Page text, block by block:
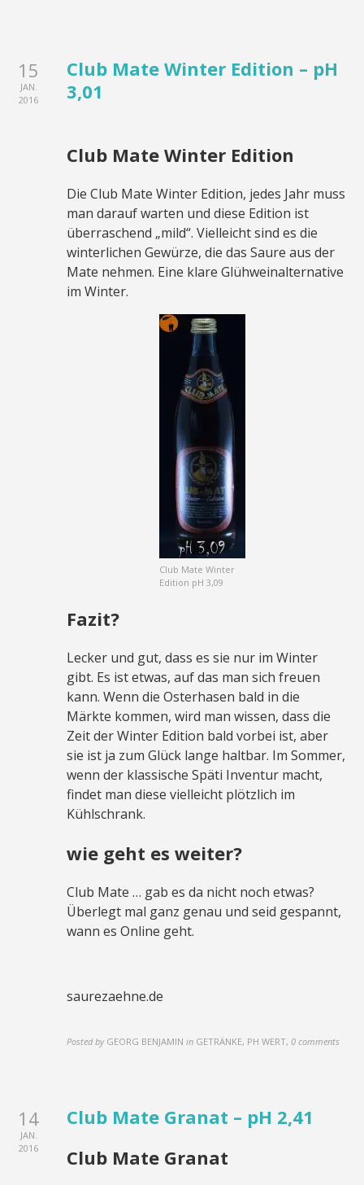
15
JAN.
2016
Club Mate Winter Edition – pH
3,01
Club Mate Winter Edition
Die Club Mate Winter Edition, jedes Jahr muss
man darauf warten und diese Edition ist
überraschend „mild“. Vielleicht sind es die
winterlichen Gewürze, die das Saure aus der
Mate nehmen. Eine klare Glühweinalternative
im Winter.
Club Mate Winter
Edition pH 3,09
Fazit?
Lecker und gut, dass es sie nur im Winter
gibt. Es ist etwas, auf das man sich freuen
kann. Wenn die Osterhasen bald in die
Märkte kommen, wird man wissen, dass die
Zeit der Winter Edition bald vorbei ist, aber
sie ist ja zum Glück lange haltbar. Im Sommer,
wenn der klassische Späti Inventur macht,
findet man diese vielleicht plötzlich im
Kühlschrank.
wie geht es weiter?
Club Mate … gab es da nicht noch etwas?
Überlegt mal ganz genau und seid gespannt,
wann es Online geht.
saurezaehne.de
Posted by GEORG BENJAMIN in GETRÄNKE, PH WERT,0 comments
14
JAN.
2016
Club Mate Granat – pH 2,41
Club Mate Granat